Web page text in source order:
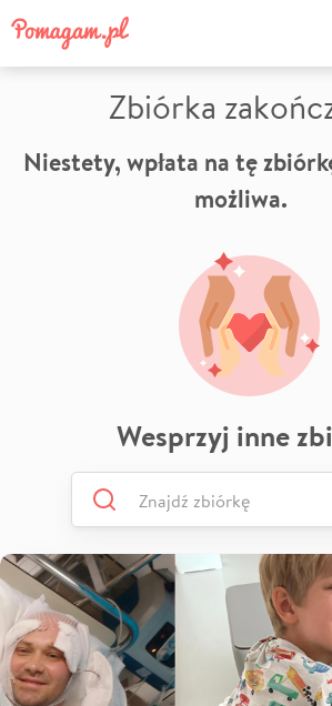
Zbiórka
Niestety, wpłata na tę
możliwa.
Wesprzyj inne